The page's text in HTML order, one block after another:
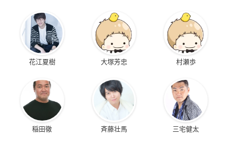
花江夏樹 大塚芳忠 村瀬歩
稲田徹 斉藤壮馬 三宅健太